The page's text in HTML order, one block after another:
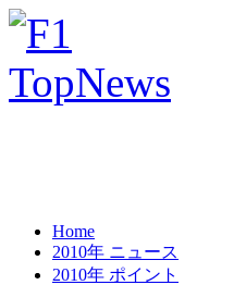
Home
2010年 ニュース
2010年 ポイント